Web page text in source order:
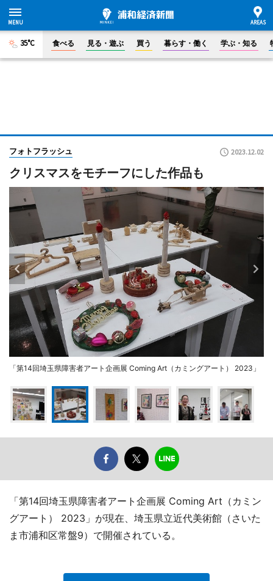
35°C 食べる 見る・遊ぶ 買う 暮らす・働く 学ぶ・知る
フォトフラッシュ 2023.12.02
クリスマスをモチーフにした作品も
「第14回埼玉県障害者アート企画展 Coming Art（カミングアート） 2023」
「第14回埼玉県障害者アート企画展 Coming Art（カミン
グアート） 2023」が現在、埼玉県立近代美術館（さいた
ま市浦和区常盤9）で開催されている。